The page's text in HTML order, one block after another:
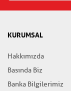
KURUMSAL
Hakkımızda
Basında Biz
Banka Bilgilerimiz